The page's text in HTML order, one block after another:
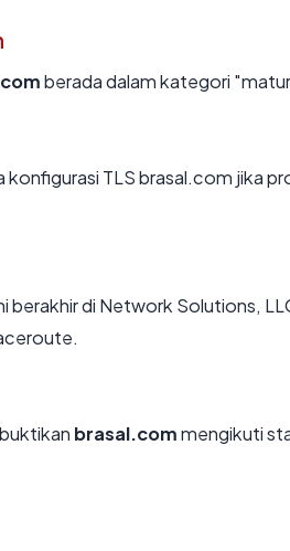
berada dalam kategori
TLS brasal.com jika
berakhir di Network Solutions,
brasal.commengikuti